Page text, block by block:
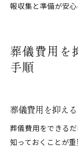
報収集と準備が安心
葬儀費用を
手順
葬儀費用を抑え
葬儀費用をできる
知っておくことが